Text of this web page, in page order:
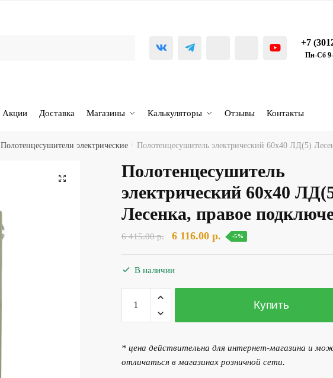
+7
Пн-Сб 9-
Акции Доставка Магазины Калькуляторы Отзывы Контакты
Полотенцесушители электрические Полотенцесушитель электрический 60х40 ЛД(5)
🔍
Полотенцесушитель
электрический 60х40
Лесенка, правое
6 415.00р.
Первоначальная
составляла
6
6 116.00 р.Текущая
116.00 р..
-5%
В наличии
Количество
товара
Полотенцесушитель
60х40
Купить
* цена действительна для интернет-магазина и
отличаться в магазинах розничной сети.